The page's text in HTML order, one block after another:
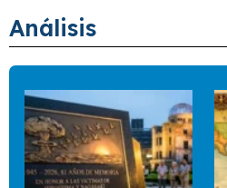
Análisis